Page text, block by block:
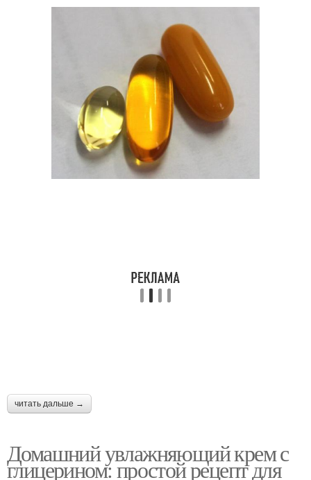
Ингредиенты для крема
Витаминный крем Ромашковый крем
Кремы для лица
воском
Знаменитый крем Крем против морщин
читать дальше →
Домашний увлажняющий крем с
глицерином: простой рецепт для